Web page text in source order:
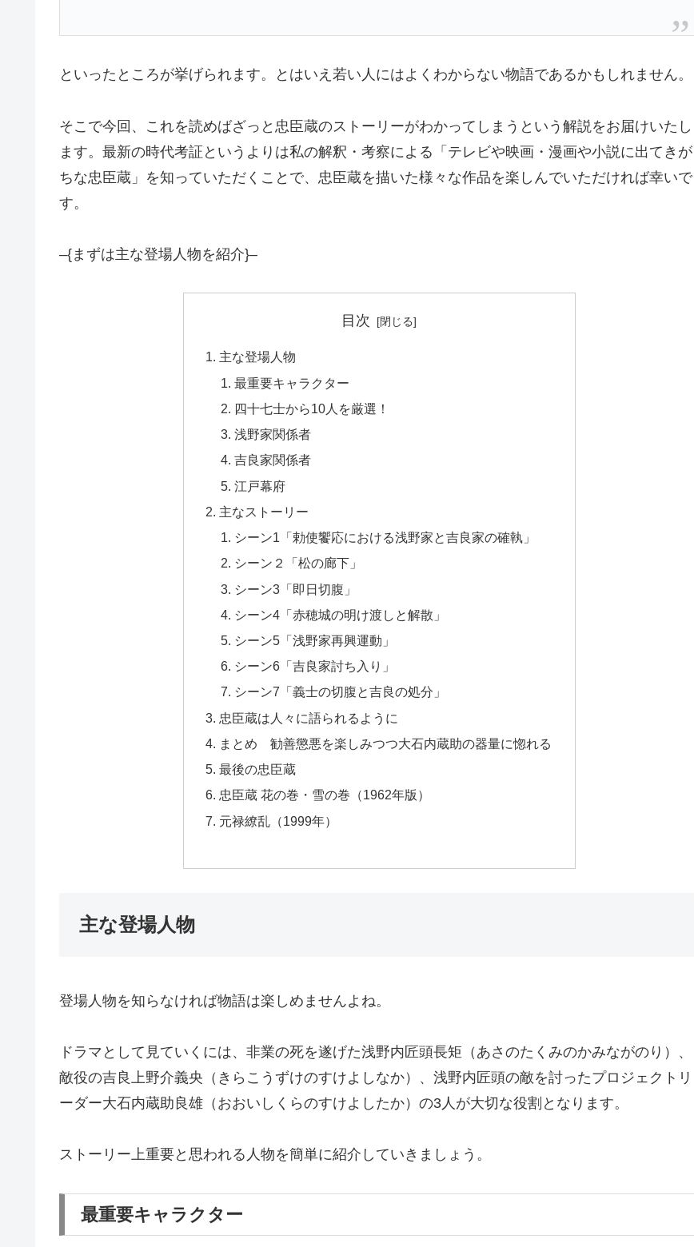
といったところが挙げられます。とはいえ若い人にはよくわからない物語であるかもしれません。
そこで今回、これを読めばざっと忠臣蔵のストーリーがわかってしまうという解説をお届けいたし
ます。最新の時代考証というよりは私の解釈・考察による「テレビや映画・漫画や小説に出てきが
ちな忠臣蔵」を知っていただくことで、忠臣蔵を描いた様々な作品を楽しんでいただければ幸いで
す。
–{まずは主な登場人物を紹介}–
目次
主な登場人物
最重要キャラクター
四十七士から10人を厳選！
浅野家関係者
吉良家関係者
江戸幕府
主なストーリー
シーン1「勅使饗応における浅野家と吉良家の確執」
シーン２「松の廊下」
シーン3「即日切腹」
シーン4「赤穂城の明け渡しと解散」
シーン5「浅野家再興運動」
シーン6「吉良家討ち入り」
シーン7「義士の切腹と吉良の処分」
忠臣蔵は人々に語られるように
まとめ 勧善懲悪を楽しみつつ大石内蔵助の器量に惚れる
最後の忠臣蔵
忠臣蔵 花の巻・雪の巻（1962年版）
元禄繚乱（1999年）
主な登場人物
登場人物を知らなければ物語は楽しめませんよね。
ドラマとして見ていくには、非業の死を遂げた浅野内匠頭長矩（あさのたくみのかみながのり）、
敵役の吉良上野介義央（きらこうずけのすけよしなか）、浅野内匠頭の敵を討ったプロジェクトリ
ーダー大石内蔵助良雄（おおいしくらのすけよしたか）の3人が大切な役割となります。
ストーリー上重要と思われる人物を簡単に紹介していきましょう。
最重要キャラクター